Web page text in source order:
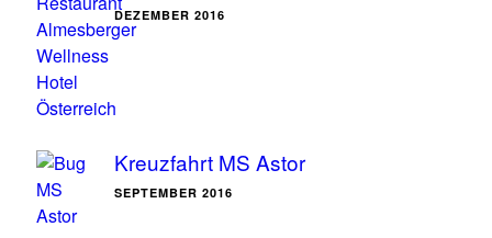
DEZEMBER 2016
Kreuzfahrt MS Astor
SEPTEMBER 2016